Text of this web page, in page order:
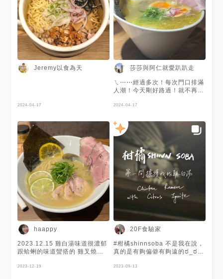
Jeremy以食為天
2024-04-17
莎莎與阿仁就愛趴趴走
ㄟ⋯⋯經過多次！每次門口排滿
人潮！今天剛好路過！就不再錯
驚豔不已😍😍😍 在日本吃的是
樣對味😋😋😋
2024-04-17
haappy
2023.12.15 雞白湯味道很濃郁
跟蛤蜊的味道蠻搭的 雞叉燒我
骨🫨 豬叉燒鮮甜又嫩👍 鮮蝦餛
2023-12-19
20F食驗家
#柑橘shinnsoba 不是我在說，
真的是有夠偏僻有夠遠的ಠ_ಠ
待的人群嚇到定格三秒。 🍜雞
2023-09-13